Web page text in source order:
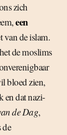
zich
een
van de islam.
de moslims
bloed zien,
en dat nazi-
de Dag,
de